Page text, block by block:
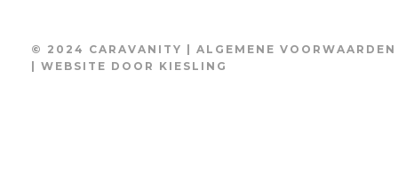
© 2024 CARAVANITY | ALGEMENE VOORWAARDEN
| WEBSITE DOOR KIESLING